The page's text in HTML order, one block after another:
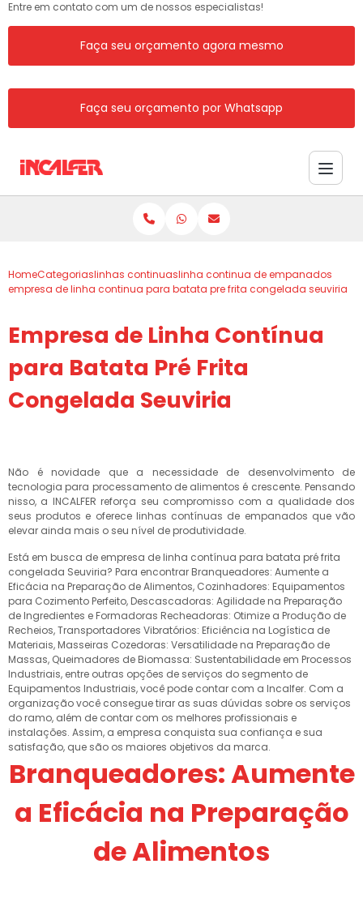
Entre em contato com um de nossos especialistas!
Faça seu orçamento agora mesmo
Faça seu orçamento por Whatsapp
HomeCategoriaslinhas continuaslinha continua de empanados
empresa de linha continua para batata pre frita congelada seuviria
Empresa de Linha Contínua
para Batata Pré Frita
Congelada Seuviria
Não é novidade que a necessidade de desenvolvimento de
tecnologia para processamento de alimentos é crescente. Pensando
nisso, a INCALFER reforça seu compromisso com a qualidade dos
seus produtos e oferece linhas contínuas de empanados que vão
elevar ainda mais o seu nível de produtividade.
Está em busca de empresa de linha contínua para batata pré frita
congelada Seuviria? Para encontrar Branqueadores: Aumente a
Eficácia na Preparação de Alimentos, Cozinhadores: Equipamentos
para Cozimento Perfeito, Descascadoras: Agilidade na Preparação
de Ingredientes e Formadoras Recheadoras: Otimize a Produção de
Recheios, Transportadores Vibratórios: Eficiência na Logística de
Materiais, Masseiras Cozedoras: Versatilidade na Preparação de
Massas, Queimadores de Biomassa: Sustentabilidade em Processos
Industriais, entre outras opções de serviços do segmento de
Equipamentos Industriais, você pode contar com a Incalfer. Com a
organização você consegue tirar as suas dúvidas sobre os serviços
do ramo, além de contar com os melhores profissionais e
instalações. Assim, a empresa conquista sua confiança e sua
satisfação, que são os maiores objetivos da marca.
Branqueadores: Aumente
a Eficácia na Preparação
de Alimentos